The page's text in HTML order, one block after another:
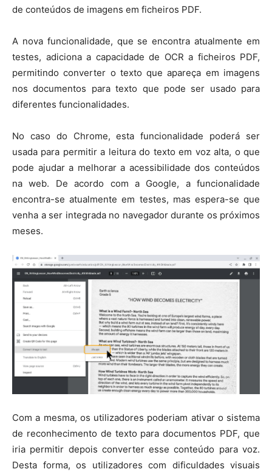
de conteúdos de imagens em ficheiros PDF.
A nova funcionalidade, que se encontra atualmente em
testes, adiciona a capacidade de OCR a ficheiros PDF,
permitindo converter o texto que apareça em imagens
nos documentos para texto que pode ser usado para
diferentes funcionalidades.
No caso do Chrome, esta funcionalidade poderá ser
usada para permitir a leitura do texto em voz alta, o que
pode ajudar a melhorar a acessibilidade dos conteúdos
na web. De acordo com a Google, a funcionalidade
encontra-se atualmente em testes, mas espera-se que
venha a ser integrada no navegador durante os próximos
meses.
Com a mesma, os utilizadores poderiam ativar o sistema
de reconhecimento de texto para documentos PDF, que
iria permitir depois converter esse conteúdo para voz.
Desta forma, os utilizadores com dificuldades visuais